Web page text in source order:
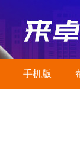
手机版